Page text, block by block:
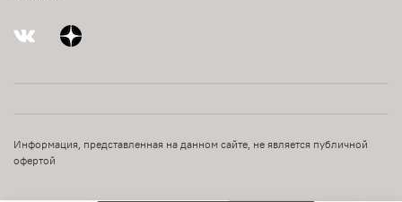
Информация, представленная на данном сайте, не является публичной
офертой